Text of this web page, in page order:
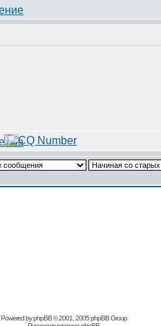
Powered by phpBB © 2001, 2005 phpBB Group